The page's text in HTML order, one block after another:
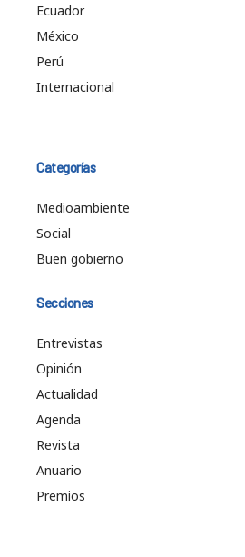
Ecuador
México
Perú
Internacional
Categorías
Medioambiente
Social
Buen gobierno
Secciones
Entrevistas
Opinión
Actualidad
Agenda
Revista
Anuario
Premios